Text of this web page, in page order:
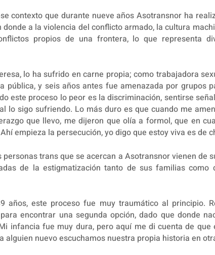
contexto que durante nueve años Asotransnor ha
donde a la violencia del conflicto armado, la cultura
propios de una frontera, lo que representa
lo ha sufrido en carne propia; como trabajadora
pública, y seis años antes fue amenazada por grupos
este proceso lo peor es la discriminación, sentirse
lo sigo sufriendo. Lo más duro es que cuando me
que llevo, me dijeron que olía a formol, que en
empieza la persecución, yo digo que estoy viva es de
personas trans que se acercan a Asotransnor vienen de
de la estigmatización tanto de sus familias como
años, este proceso fue muy traumático al principio.
encontrar una segunda opción, dado que donde
infancia fue muy dura, pero aquí me di cuenta de que
alguien nuevo escuchamos nuestra propia historia en